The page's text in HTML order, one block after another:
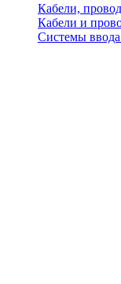
Кабели,
Кабели и
Системы ввода